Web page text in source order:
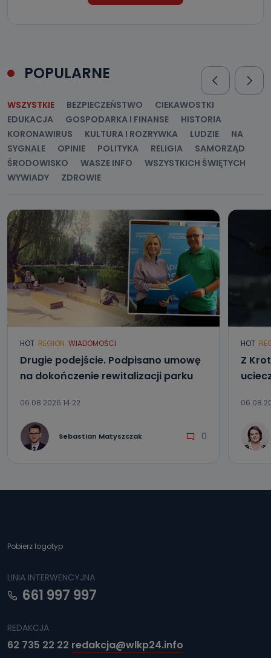
POPULARNE
WSZYSTKIE BEZPIECZEŃSTWO
CIEKAWOSTKI
EDUKACJA
GOSPODARKA I FINANSE
HISTORIA
KORONAWIRUS
KULTURA I ROZRYWKA LUDZIE
NA
SYGNALE
OPINIE POLITYKA RELIGIA
SAMORZĄD
ŚRODOWISKO
WASZE INFO
WSZYSTKICH ŚWIĘTYCH
WYWIADY
ZDROWIE
HOT REGION WIADOMOŚCI
Drugie podejście. Podpisano umowę
na dokończenie rewitalizacji parku
06.08.2026 14:22
Sebastian Matyszczak 0
HOT
Z
Pobierz logotyp
LINIA INTERWENCYJNA
661 997 997
REDAKCJA
62 735 22 22 redakcja@wlkp24.info